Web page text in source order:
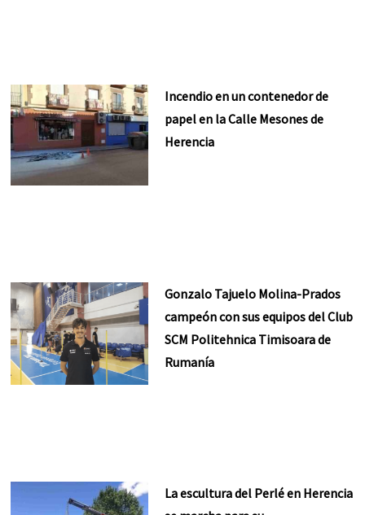
Incendio en un contenedor de
papel en la Calle Mesones de
Herencia
Gonzalo Tajuelo Molina-Prados
campeón con sus equipos del Club
SCM Politehnica Timisoara de
Rumanía
La escultura del Perlé en Herencia